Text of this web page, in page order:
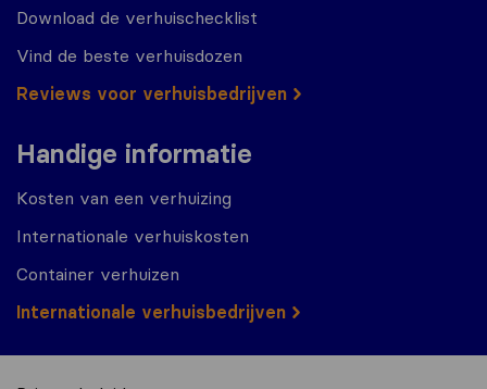
Download de verhuischecklist
Vind de beste verhuisdozen
Reviews voor verhuisbedrijven
Handige informatie
Kosten van een verhuizing
Internationale verhuiskosten
Container verhuizen
Internationale verhuisbedrijven